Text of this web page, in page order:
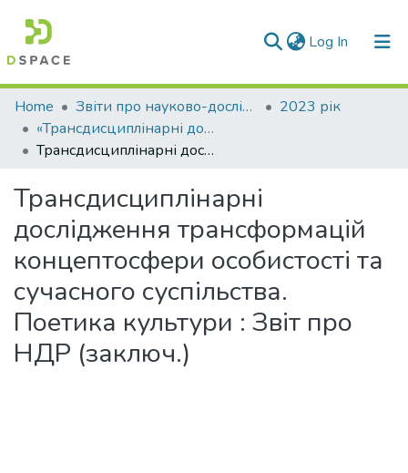
Log In (current)
Communities & Collections
All of DSpace
Home Звіти про науково-дослідну роботу за держбюджетним фінансуванням
2023 рік
«Трансдисциплінарні дослідження трансформацій концептосфери особистості та сучасного суспільства. Поетика культури»
Трансдисциплінарні дослідження трансформацій концептосфери особистості та сучасного суспільства. Поетика культури : Звіт про НДР (заключ.)
Трансдисциплінарні
дослідження трансформацій
концептосфери особистості та
сучасного суспільства.
Поетика культури : Звіт про
НДР (заключ.)